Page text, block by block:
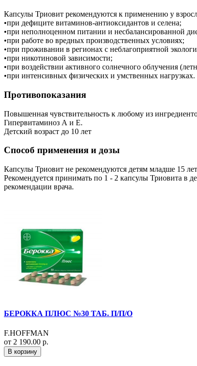
Капсулы Триовит рекомендуются к применению у
•при дефиците витаминов-антиоксидантов и селена;
•при неполноценном питании и несбалансированной
•при работе во вредных производственных условиях;
•при проживании в регионах с неблагоприятной
•при никотиновой зависимости;
•при воздействии активного солнечного облучения
•при интенсивных физических и умственных нагрузках.
Противопоказания
Повышенная чувствительность к любому из
Гипервитаминоз А и Е.
Детский возраст до 10 лет
Способ применения и дозы
Капсулы Триовит не рекомендуются детям младше 15
Рекомендуется принимать по 1 - 2 капсулы Триовита в
рекомендации врача.
БЕРОККА ПЛЮС №30 ТАБ. П/П/О
F.HOFFMAN
от 2 190.00 р.
В корзину